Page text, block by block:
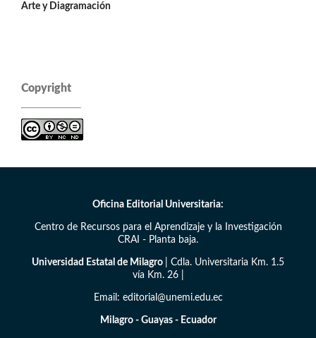
Arte y Diagramación
Copyright
Oficina Editorial Universitaria:
Centro de Recursos para el Aprendizaje y la Investigación
CRAI - Planta baja.
Universidad Estatal de Milagro
| Cdla. Universitaria Km. 1.5
vía Km. 26 |
Email: editorial@unemi.edu.ec
Milagro - Guayas - Ecuador